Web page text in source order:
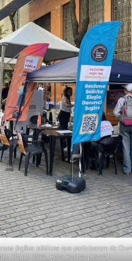
órgãos públicos que participaram da
18 jun. 2024. Foto: Acervo pessoal.